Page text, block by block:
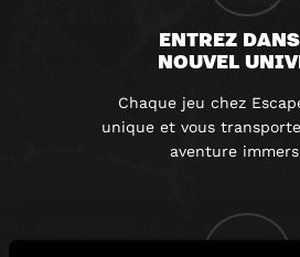
ENTREZ
NOUVEL
Chaque jeu chez
unique et vous
aventure